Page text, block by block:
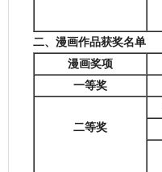
二、 漫画作品获奖名单
漫画奖项
一等奖
二等奖